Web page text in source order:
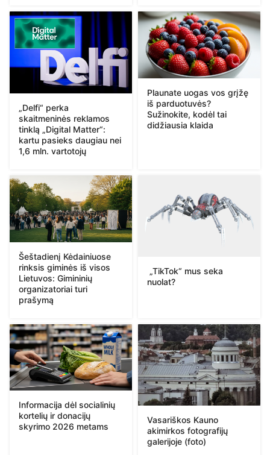
„Delfi“ perka
skaitmeninės reklamos
tinklą „Digital Matter“:
kartu pasieks daugiau nei
1,6 mln. vartotojų
Plaunate uogas vos grįžę
iš parduotuvės?
Sužinokite, kodėl tai
didžiausia klaida
Šeštadienį Kėdainiuose
rinksis giminės iš visos
Lietuvos: Gimininių
organizatoriai turi
prašymą
„TikTok“ mus seka
nuolat?
Informacija dėl socialinių
kortelių ir donacijų
skyrimo 2026 metams
Vasariškos Kauno
akimirkos fotografijų
galerijoje (foto)